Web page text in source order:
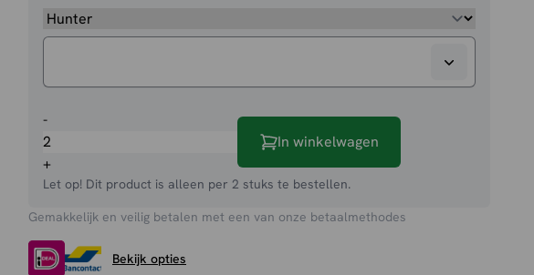
-Barkruk
Jelt
hoog
aantal
+
In winkelwagen
Let op! Dit product is alleen per 2 stuks te bestellen.
Gemakkelijk en veilig betalen met een van onze betaalmethodes
Bekijk opties